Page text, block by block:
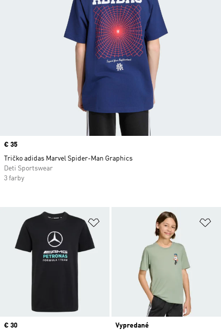
Pridať do zoznamu želaných
Price
€ 30
Vypredané
Price
€ 35
Tričko adidas Marvel Spider-Man Graphics
Deti Sportswear
3 farby